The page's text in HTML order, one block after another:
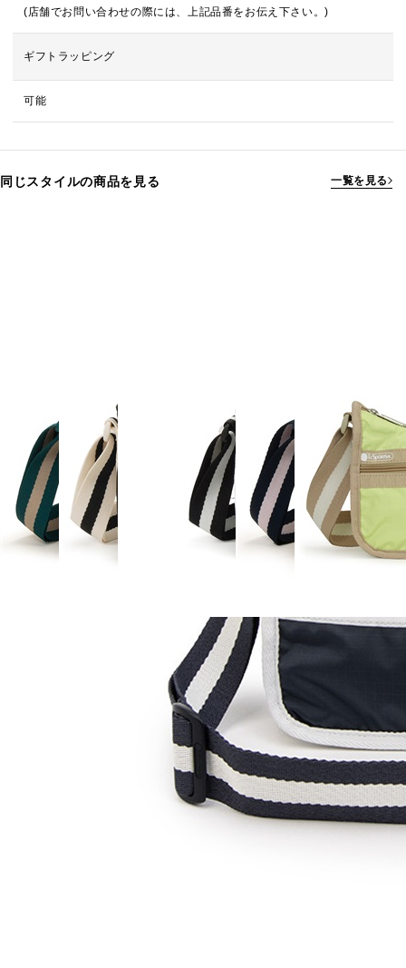
(店舗でお問い合わせの際には、上記品番をお伝え下さい。)
ギフトラッピング
可能
同じスタイルの商品を見る 一覧を見る